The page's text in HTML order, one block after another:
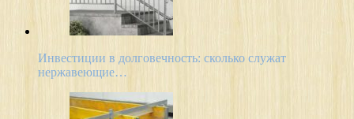
Инвестиции в долговечность: сколько служат
нержавеющие…